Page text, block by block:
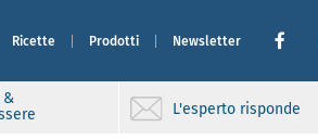
Ricette Prodotti Newsletter
&
L'esperto risponde